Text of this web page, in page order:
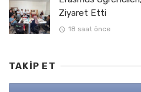
Ziyaret Etti
18 saat önce
TAKIP ET